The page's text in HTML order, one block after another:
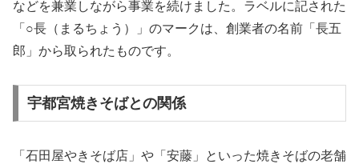
などを兼業しながら事業を続けました。ラベルに記された
「○長（まるちょう）」のマークは、創業者の名前「長五
郎」から取られたものです。
宇都宮焼きそばとの関係
「石田屋やきそば店」や「安藤」といった焼きそばの老舗